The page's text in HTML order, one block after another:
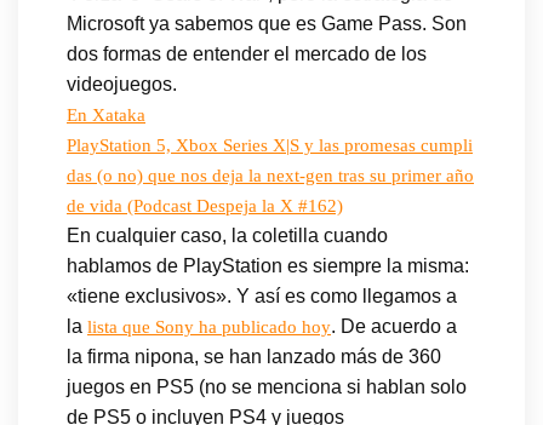
Microsoft ya sabemos que es Game Pass. Son
dos formas de entender el mercado de los
videojuegos.
En Xataka
PlayStation 5, Xbox Series X|S y las promesas cumpli
das (o no) que nos deja la next-gen tras su primer año
de vida (Podcast Despeja la X #162)
En cualquier caso, la coletilla cuando
hablamos de PlayStation es siempre la misma:
«tiene exclusivos». Y así es como llegamos a
la lista que Sony ha publicado hoy. De acuerdo a
la firma nipona, se han lanzado más de 360
juegos en PS5 (no se menciona si hablan solo
de PS5 o incluyen PS4 y juegos